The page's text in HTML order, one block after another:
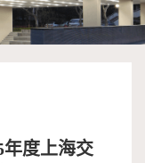
年度上海交